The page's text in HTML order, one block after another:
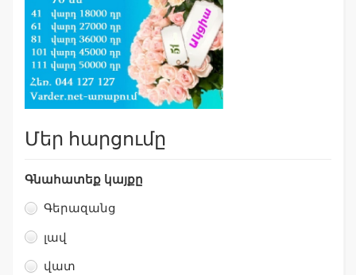
Մեր հարցումը
Գնահատեք կայքը
Գերազանց
լավ
վատ